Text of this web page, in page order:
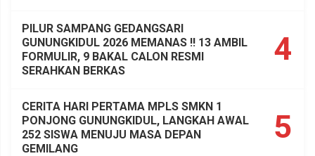
4
PILUR SAMPANG GEDANGSARI
GUNUNGKIDUL 2026 MEMANAS !! 13 AMBIL
FORMULIR, 9 BAKAL CALON RESMI
SERAHKAN BERKAS
5
CERITA HARI PERTAMA MPLS SMKN 1
PONJONG GUNUNGKIDUL, LANGKAH AWAL
252 SISWA MENUJU MASA DEPAN
GEMILANG